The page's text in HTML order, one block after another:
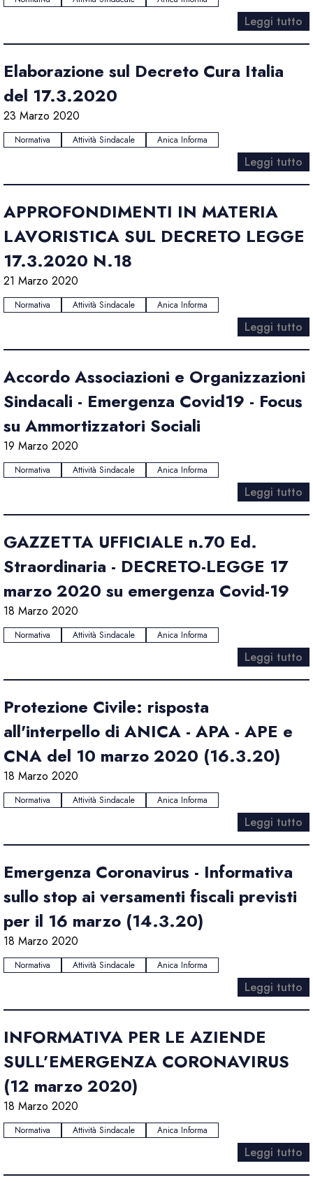
Leggi tutto
Elaborazione sul Decreto Cura Italia
del 17.3.2020
23 Marzo 2020
Normativa Attività Sindacale Anica Informa
Leggi tutto
APPROFONDIMENTI IN MATERIA
LAVORISTICA SUL DECRETO LEGGE
17.3.2020 N.18
21 Marzo 2020
Normativa Attività Sindacale Anica Informa
Leggi tutto
Accordo Associazioni e Organizzazioni
Sindacali - Emergenza Covid19 - Focus
su Ammortizzatori Sociali
19 Marzo 2020
Normativa Attività Sindacale Anica Informa
Leggi tutto
GAZZETTA UFFICIALE n.70 Ed.
Straordinaria - DECRETO-LEGGE 17
marzo 2020 su emergenza Covid-19
18 Marzo 2020
Normativa Attività Sindacale Anica Informa
Leggi tutto
Protezione Civile: risposta
all'interpello di ANICA - APA - APE e
CNA del 10 marzo 2020 (16.3.20)
18 Marzo 2020
Normativa Attività Sindacale Anica Informa
Leggi tutto
Emergenza Coronavirus - Informativa
sullo stop ai versamenti fiscali previsti
per il 16 marzo (14.3.20)
18 Marzo 2020
Normativa Attività Sindacale Anica Informa
Leggi tutto
INFORMATIVA PER LE AZIENDE
SULL’EMERGENZA CORONAVIRUS
(12 marzo 2020)
18 Marzo 2020
Normativa Attività Sindacale Anica Informa
Leggi tutto